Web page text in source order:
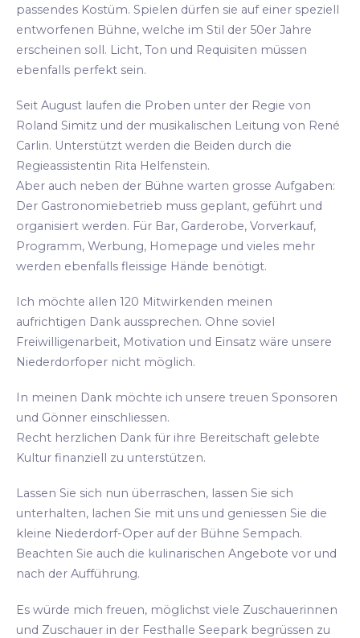
passendes Kostüm. Spielen dürfen sie auf einer speziell
entworfenen Bühne, welche im Stil der 50er Jahre
erscheinen soll. Licht, Ton und Requisiten müssen
ebenfalls perfekt sein.
Seit August laufen die Proben unter der Regie von
Roland Simitz und der musikalischen Leitung von René
Carlin. Unterstützt werden die Beiden durch die
Regieassistentin Rita Helfenstein.
Aber auch neben der Bühne warten grosse Aufgaben:
Der Gastronomiebetrieb muss geplant, geführt und
organisiert werden. Für Bar, Garderobe, Vorverkauf,
Programm, Werbung, Homepage und vieles mehr
werden ebenfalls fleissige Hände benötigt.
Ich möchte allen 120 Mitwirkenden meinen
aufrichtigen Dank aussprechen. Ohne soviel
Freiwilligenarbeit, Motivation und Einsatz wäre unsere
Niederdorfoper nicht möglich.
In meinen Dank möchte ich unsere treuen Sponsoren
und Gönner einschliessen.
Recht herzlichen Dank für ihre Bereitschaft gelebte
Kultur finanziell zu unterstützen.
Lassen Sie sich nun überraschen, lassen Sie sich
unterhalten, lachen Sie mit uns und geniessen Sie die
kleine Niederdorf-Oper auf der Bühne Sempach.
Beachten Sie auch die kulinarischen Angebote vor und
nach der Aufführung.
Es würde mich freuen, möglichst viele Zuschauerinnen
und Zuschauer in der Festhalle Seepark begrüssen zu